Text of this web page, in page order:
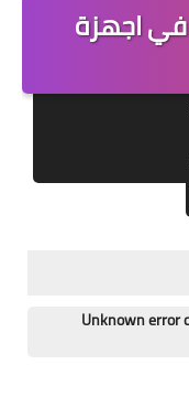
حل مشكلة خطأ -110 في اجهزة
Unknown error